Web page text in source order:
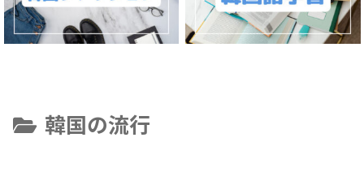
韓国の流行